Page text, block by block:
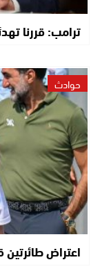
ترامب: قررنا
حوادث
اعتراض